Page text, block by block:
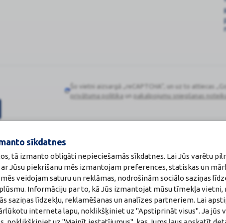
sīkdatnes
tā izmanto obligāti nepieciešamās sīkdatnes. Lai Jūs varētu
Jūsu piekrišanu mēs izmantojam preferences, statiskas un
veidojam saturu un reklāmas, nodrošinām sociālo saziņas
Informāciju par to, kā Jūs izmantojat mūsu tīmekļa vietni,
saziņas līdzekļu, reklamēšanas un analīzes partneriem. Lai
interneta lapu, noklikšķiniet uz "Apstiprināt visus". Ja jūs
Google
Šo vietni aizsargā „reCAPTCHA“, un uz to attiecas
privātuma politika un pakalpojumu sniegšanas
A00010
Jeļena Gončarova
F-0834
Zāļu valsts
www.zva.gov.lv
Jersikas iela 15,
Tālr: 67 078 424
E-pasts: